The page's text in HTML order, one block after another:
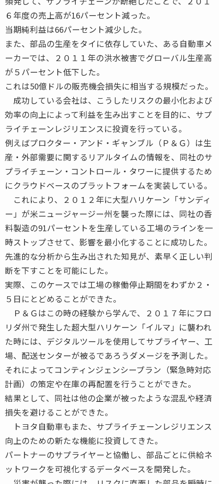
６年度の売上高が16パーセント減った。
当期純利益は66パーセント減少した。
また、部品の生産をタイに依存していた、ある自動車メ
ーカーでは、２０１１年の洪水被害でグローバル生産高
が５パーセント低下した。
これは50億ドルの販売機会損失に相当する規模だった。
成功している会社は、こうしたリスクの最小化および
効率の向上によって利益を生み出すことを目的に、サプ
ライチェーンレジリエンスに投資を行っている。
例えばプロクター・アンド・ギャンブル（Ｐ＆Ｇ）は生
産・外部需要に関するリアルタイムの情報を、同社のサ
プライチェーン・コントロール・タワーに提供するため
にクラウドベースのプラットフォームを実装している。
これにより、２０１２年に大型ハリケーン「サンディ
ー」が米ニュージャージー州を襲った際には、同社の香
料製造の91パーセントを生産している工場のラインを一
時ストップさせて、影響を最小化することに成功した。
先進的な分析から生み出された知見が、素早く正しい判
断を下すことを可能にした。
実際、このケースでは工場の稼働停止期間をわずか２・
５日にとどめることができた。
Ｐ＆Ｇはこの時の経験から学んで、２０１７年にフロ
リダ州で発生した超大型ハリケーン「イルマ」に襲われ
た時には、デジタルツールを使用してサプライヤー、工
場、配送センターが被るであろうダメージを予測した。
それによってコンティンジェンシープラン（緊急時対応
計画）の策定や在庫の再配置を行うことができた。
結果として、同社は他の企業が被ったような混乱や経済
損失を避けることができた。
トヨタ自動車もまた、サプライチェーンレジリエンス
向上のための新たな機能に投資してきた。
パートナーのサプライヤーと協働し、部品ごとに供給ネ
ットワークを可視化するデータベースを開発した。